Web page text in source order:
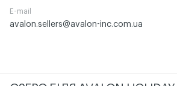
E-mail
avalon.sellers@avalon-inc.com.ua